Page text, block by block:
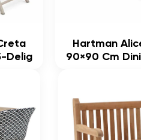
Delig
Hartman
90×90 Cm